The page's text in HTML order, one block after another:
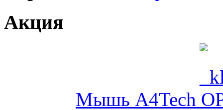
Gigabyte
Golden field
Акция
Мышь A4Tech